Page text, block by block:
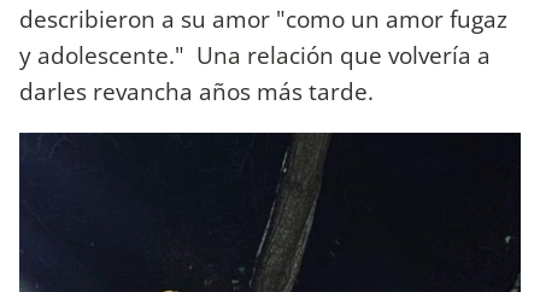
describieron a su amor "como un amor fugaz
y adolescente." Una relación que volvería a
darles revancha años más tarde.